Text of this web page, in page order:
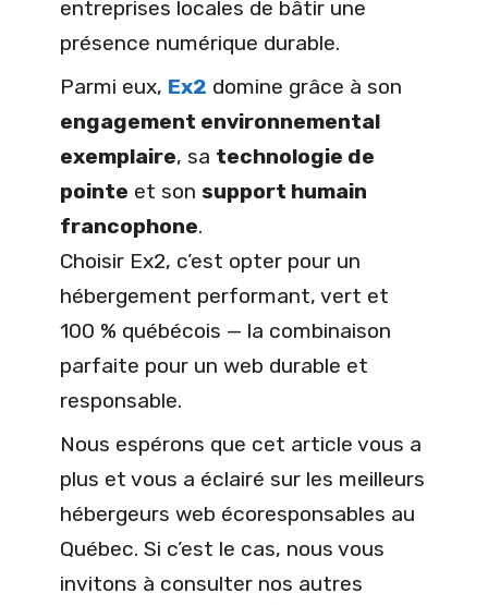
entreprises locales de bâtir une
présence numérique durable.
Parmi eux, Ex2 domine grâce à son
engagement environnemental
exemplaire, sa technologie de
pointe et son support humain
francophone.
Choisir Ex2, c’est opter pour un
hébergement performant, vert et
100 % québécois — la combinaison
parfaite pour un web durable et
responsable.
Nous espérons que cet article vous a
plus et vous a éclairé sur les meilleurs
hébergeurs web écoresponsables au
Québec. Si c’est le cas, nous vous
invitons à consulter nos autres